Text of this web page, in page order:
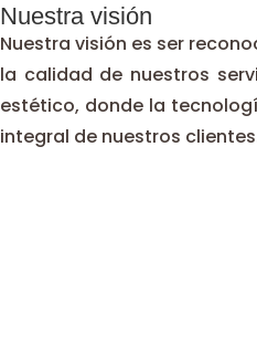
Nuestra visión
Nuestra visión es ser
la calidad de nuestros
estético, donde la
integral de nuestros